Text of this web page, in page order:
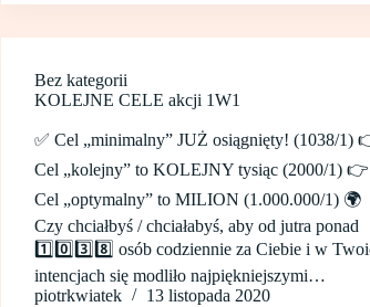
Bez kategorii
KOLEJNE CELE akcji 1W1
✅ Cel „minimalny” JUŻ osiągnięty! (1038/1)
Cel „kolejny” to KOLEJNY tysiąc (2000/1) 👉
Cel „optymalny” to MILION (1.000.000/1) 🌍
Czy chciałbyś / chciałabyś, aby od jutra ponad
1️⃣0️⃣3️⃣8️⃣ osób codziennie za Ciebie i w
intencjach się modliło najpiękniejszymi…
piotrkwiatek
13 listopada 2020